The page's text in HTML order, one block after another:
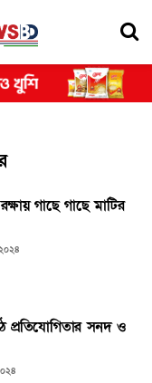
গাছে গাছে মাটির
প্রতিযোগিতার সনদ ও